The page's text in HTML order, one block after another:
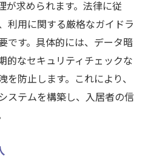
が求められます。法律に従
利用に関する厳格なガイドラ
です。具体的には、データ暗
的なセキュリティチェックな
を防止します。これにより、
ステムを構築し、入居者の信